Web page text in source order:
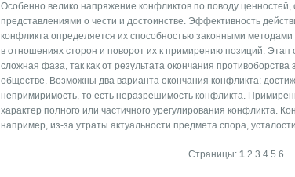
Особенно велико напряжение конфликтов по поводу ценностей,
представлениями о чести и достоинстве. Эффективность
конфликта определяется их способностью законными
в отношениях сторон и поворот их к примирению позиций. Этап
сложная фаза, так как от результата окончания противоборства
обществе. Возможны два варианта окончания конфликта:
непримиримость, то есть неразрешимость конфликта.
характер полного или частичного урегулирования конфликта.
например, из-за утраты актуальности предмета спора,
Страницы: 1 2 3 4 5 6